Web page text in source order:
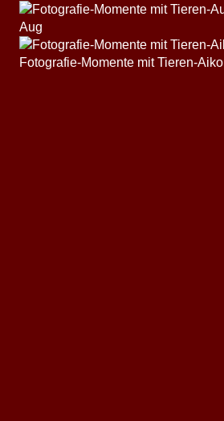
Aug
Fotografie-Momente mit Tieren-Aiko